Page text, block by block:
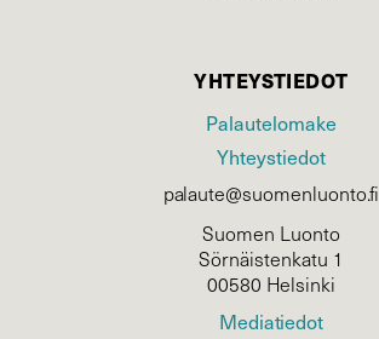
YHTEYSTIEDOT
Palautelomake
Yhteystiedot
palaute@suomenluonto.fi
Suomen Luonto
Sörnäistenkatu 1
00580 Helsinki
Mediatiedot